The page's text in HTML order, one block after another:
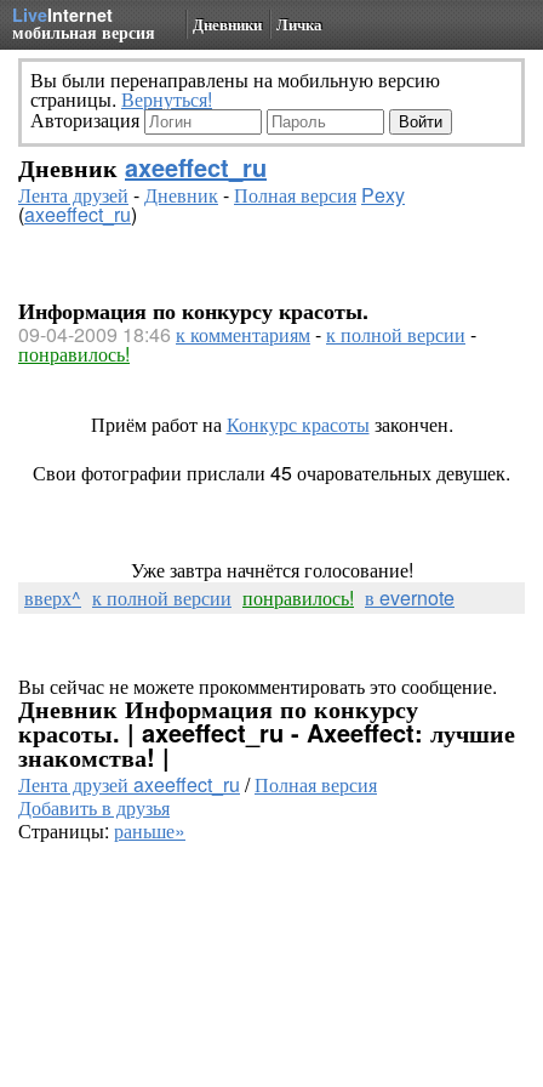
LiveInternet
мобильная версия Дневники Личка
Вы были перенаправлены на мобильную версию
страницы. Вернуться!
Авторизация
Дневник axeeffect_ru
Лента друзей -Дневник-Полная версия Pexy
(axeeffect_ru)
Информация по конкурсу красоты.
09-04-2009 18:46 к комментариям-к полной версии -
понравилось!
Приём работ наКонкурс красотызакончен.
Свои фотографии прислали 45 очаровательных девушек.
Уже завтра начнётся голосование!
вверх^ к полной версии понравилось! в evernote
Вы сейчас не можете прокомментировать это сообщение.
Дневник Информация по конкурсу
красоты. | axeeffect_ru - Axeeffect: лучшие
знакомства! |
Лента друзей axeeffect_ru /Полная версия
Добавить в друзья
Страницы: раньше»